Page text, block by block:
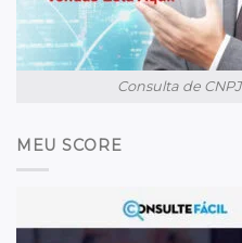
Consulta de CNPJ
MEU SCORE